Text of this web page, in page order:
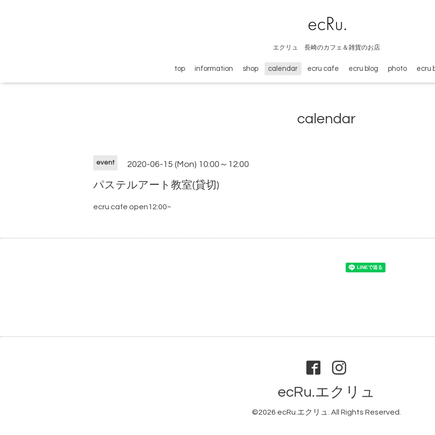
エクリュ 長崎のカフェ＆雑貨のお店
top information shop calendar ecru cafe ecru blog photo ecru
calendar
event 2020-06-15 (Mon) 10:00～12:00
パステルアート教室(貸切)
ecru cafe open12:00~
ecRu.エクリュ
©2026 ecRu.エクリュ . All Rights Reserved.